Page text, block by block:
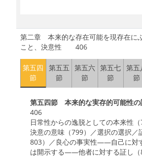
第二章 本来的な存在可能を現存在に
こと、決意性 406
第五四
節
第五五
節
第五六
節
第五七
節
第五
節
第五四節 本来的な実存的可能性の
406
日常性からの逸脱としての本来性
決意の意味（799）／選択の選択／
803）／良心の事実性——自己に対
は開示する——他者に対する証し（